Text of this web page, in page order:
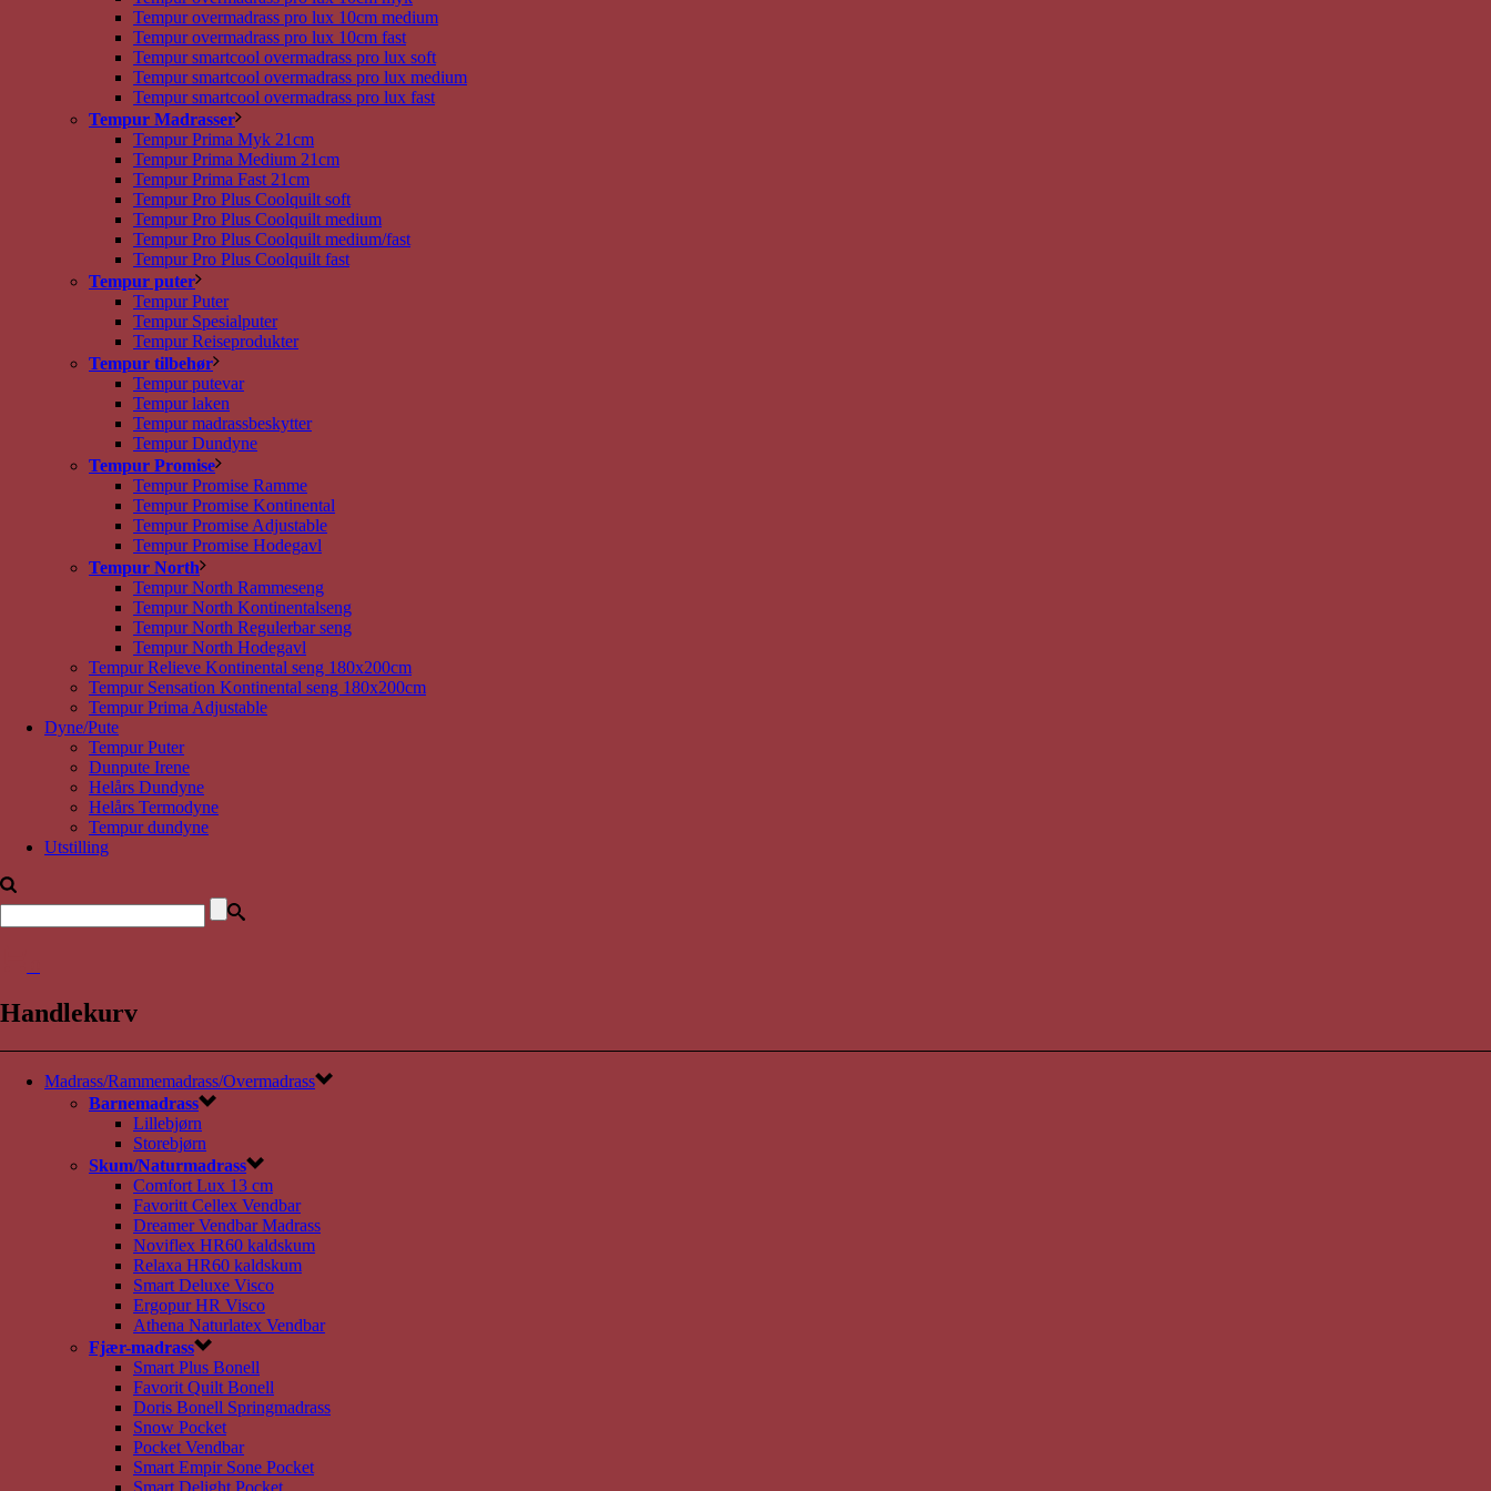
Tempur overmadrass pro lux 10cm medium
Tempur overmadrass pro lux 10cm fast
Tempur smartcool overmadrass pro lux soft
Tempur smartcool overmadrass pro lux medium
Tempur smartcool overmadrass pro lux fast
Tempur Madrasser
Tempur Prima Myk 21cm
Tempur Prima Medium 21cm
Tempur Prima Fast 21cm
Tempur Pro Plus Coolquilt soft
Tempur Pro Plus Coolquilt medium
Tempur Pro Plus Coolquilt medium/fast
Tempur Pro Plus Coolquilt fast
Tempur puter
Tempur Puter
Tempur Spesialputer
Tempur Reiseprodukter
Tempur tilbehør
Tempur putevar
Tempur laken
Tempur madrassbeskytter
Tempur Dundyne
Tempur Promise
Tempur Promise Ramme
Tempur Promise Kontinental
Tempur Promise Adjustable
Tempur Promise Hodegavl
Tempur North
Tempur North Rammeseng
Tempur North Kontinentalseng
Tempur North Regulerbar seng
Tempur North Hodegavl
Tempur Relieve Kontinental seng 180x200cm
Tempur Sensation Kontinental seng 180x200cm
Tempur Prima Adjustable
Dyne/Pute
Tempur Puter
Dunpute Irene
Helårs Dundyne
Helårs Termodyne
Tempur dundyne
Utstilling
Handlekurv
Madrass/Rammemadrass/Overmadrass
Barnemadrass
Lillebjørn
Storebjørn
Skum/Naturmadrass
Comfort Lux 13 cm
Favoritt Cellex Vendbar
Dreamer Vendbar Madrass
Noviflex HR60 kaldskum
Relaxa HR60 kaldskum
Smart Deluxe Visco
Ergopur HR Visco
Athena Naturlatex Vendbar
Fjær-madrass
Smart Plus Bonell
Favorit Quilt Bonell
Doris Bonell Springmadrass
Snow Pocket
Pocket Vendbar
Smart Empir Sone Pocket
Smart Delight Pocket